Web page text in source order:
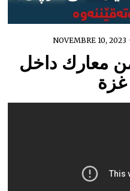
NOVEMBRE 10, 2023
معارك داخل
غزة